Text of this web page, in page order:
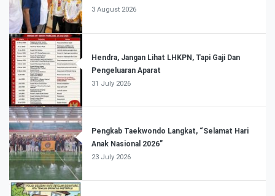
3 August 2026
Hendra, Jangan Lihat LHKPN, Tapi Gaji Dan
Pengeluaran Aparat
31 July 2026
Pengkab Taekwondo Langkat, “Selamat Hari
Anak Nasional 2026”
23 July 2026